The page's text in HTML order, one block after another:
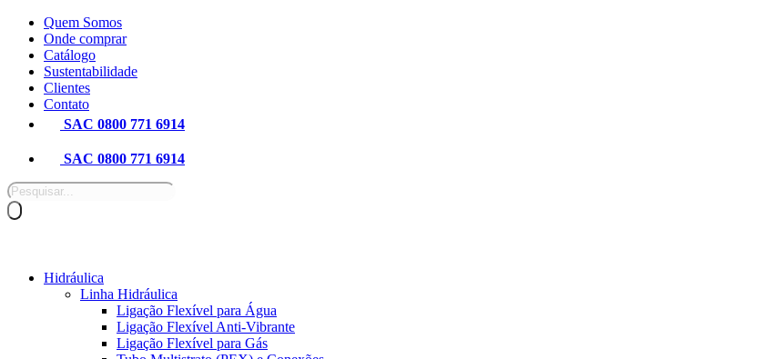
Pular
para
conteúdo
Quem Somos
Onde comprar
Catálogo
Sustentabilidade
Clientes
Contato
SAC 0800 771 6914
SAC 0800 771 6914
Pesquisar
produtos
Hidráulica
Linha Hidráulica
Ligação Flexível para Água
Ligação Flexível Anti-Vibrante
Ligação Flexível para Gás